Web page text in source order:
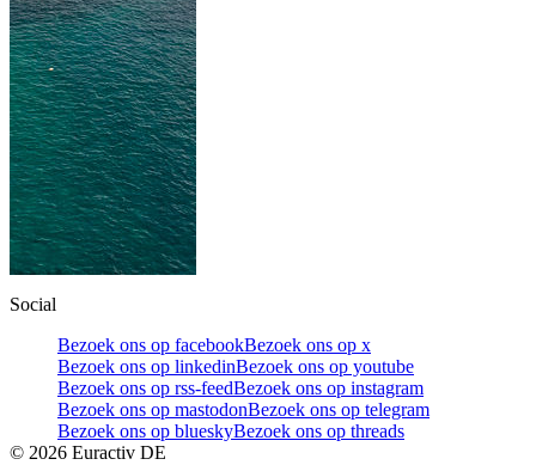
Social
Bezoek ons op facebookBezoek ons op x
Bezoek ons op linkedinBezoek ons op youtube
Bezoek ons op rss-feedBezoek ons op instagram
Bezoek ons op mastodonBezoek ons op telegram
Bezoek ons op blueskyBezoek ons op threads
© 2026 Euractiv DE